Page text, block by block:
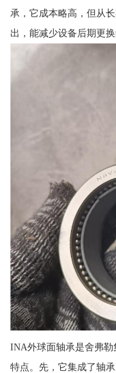
承，它成本略高，但从
出，能减少设备后期更
INA外球面轴承是舍弗
特点。先，它集成了轴